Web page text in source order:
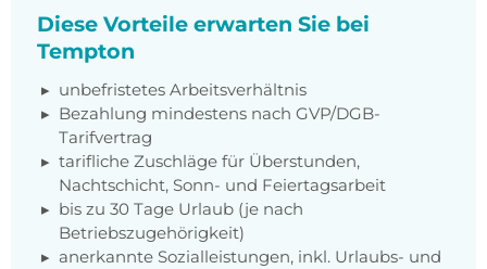
Diese Vorteile erwarten Sie bei
Tempton
unbefristetes Arbeitsverhältnis
Bezahlung mindestens nach GVP/DGB-
Tarifvertrag
tarifliche Zuschläge für Überstunden,
Nachtschicht, Sonn- und Feiertagsarbeit
bis zu 30 Tage Urlaub (je nach
Betriebszugehörigkeit)
anerkannte Sozialleistungen, inkl. Urlaubs- und